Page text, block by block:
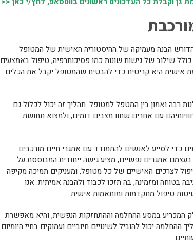
הדורש הבנה מעמיקה של ההיסטוריה האישית של המטופל
שילוב של גישות שונות כמו פסיכותרפיה, טיפול באמצעים
אישית היא קריטית כדי להבטיח שהמטופל יקבל את הכלים
רבה ואמון בין המטפל למטופל. תהליך זה יכול לכלול גם
עם אחרים שחוו מצבים דומים, ולמצוא תחושת
כדי לסייע לאנשים להתמודד עם אתגרי חיים מורכבים.
אתגרים נפשיים, מציע גישה ייחודית המבוססת על
לצרכים האישיים של כל מטופל, ומעניקים תמיכה מקיפה
ומזמינה, בה תזכו לכבוד ולהבנה אמיתית. אנו
טיפול מתקדמות ומותאמות אישית.
המכריע במסע ההחלמה וההתחזקות הנפשית, והיא מאפשרת
יכול להוביל לשינויים חיוביים ועמוקים בחיי היומיום